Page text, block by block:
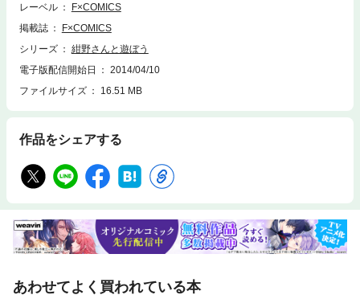
レーベル
F×COMICS
掲載誌
F×COMICS
シリーズ
紺野さんと遊ぼう
電子版配信開始日
2014/04/10
ファイルサイズ
16.51 MB
作品をシェアする
あわせてよく買われている本